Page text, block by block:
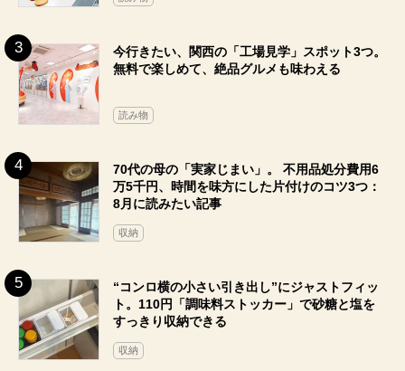
今行きたい、関西の「工場見学」スポット3つ。
無料で楽しめて、絶品グルメも味わえる
読み物
70代の母の「実家じまい」。 不用品処分費用6
万5千円、時間を味方にした片付けのコツ3つ：
8月に読みたい記事
収納
“コンロ横の小さい引き出し”にジャストフィッ
ト。110円「調味料ストッカー」で砂糖と塩を
すっきり収納できる
収納